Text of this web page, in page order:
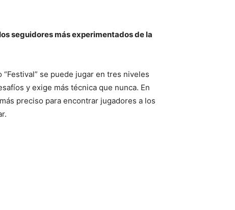
seguidores más experimentados de la
se puede jugar en tres niveles
y exige más técnica que nunca. En
preciso para encontrar jugadores a los